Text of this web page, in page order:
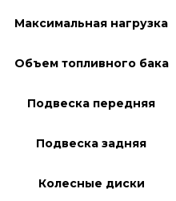
Максимальная нагрузка
Объем топливного бака
Подвеска передняя
Подвеска задняя
Колесные диски